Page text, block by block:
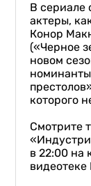
В сериале
актеры,
Конор
(«Черное
новом
которого
Смотрите
в 22:00 на
видеотеке